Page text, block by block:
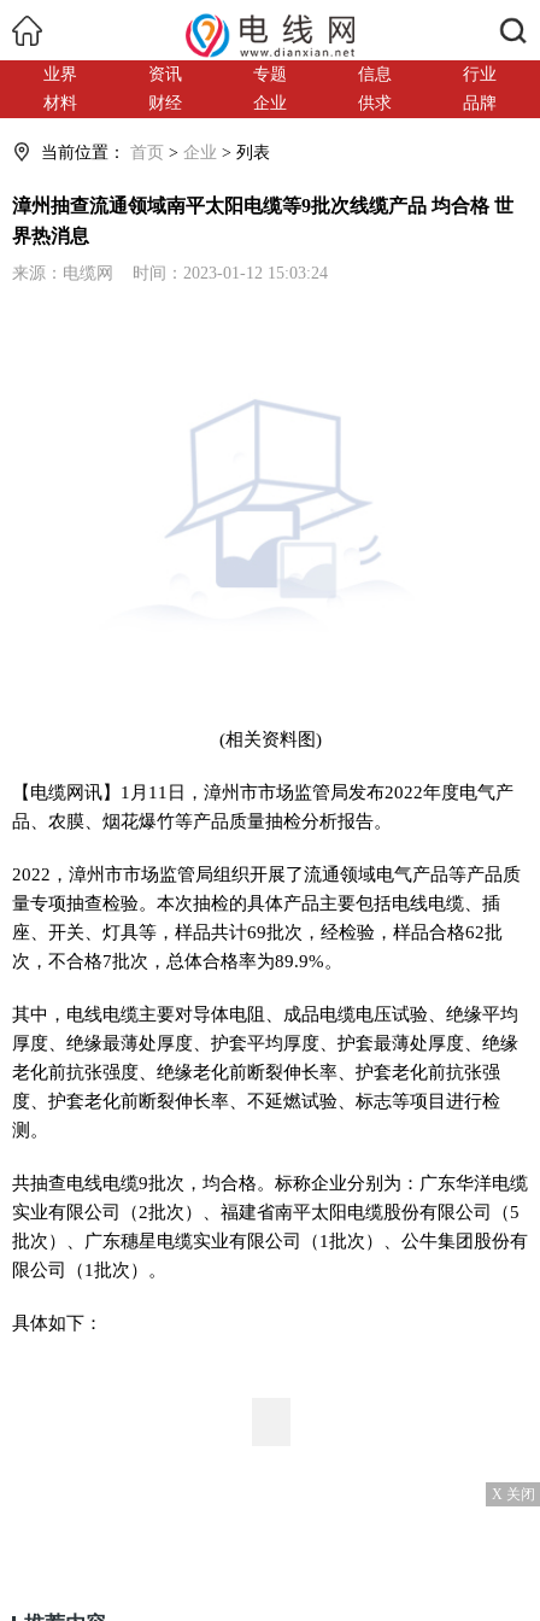
业界 资讯 专题 信息
行业
材料
财经 企业 供求 品牌
当前位置： 首页 > 企业 > 列表
漳州抽查流通领域南平太阳电缆等9批次线缆产品 均合格 世
界热消息
来源：电缆网 时间：2023-01-12 15:03:24
(相关资料图)
【电缆网讯】1月11日，漳州市市场监管局发布2022年度电气产
品、农膜、烟花爆竹等产品质量抽检分析报告。
2022，漳州市市场监管局组织开展了流通领域电气产品等产品质
量专项抽查检验。本次抽检的具体产品主要包括电线电缆、插
座、开关、灯具等，样品共计69批次，经检验，样品合格62批
次，不合格7批次，总体合格率为89.9%。
其中，电线电缆主要对导体电阻、成品电缆电压试验、绝缘平均
厚度、绝缘最薄处厚度、护套平均厚度、护套最薄处厚度、绝缘
老化前抗张强度、绝缘老化前断裂伸长率、护套老化前抗张强
度、护套老化前断裂伸长率、不延燃试验、标志等项目进行检
测。
共抽查电线电缆9批次，均合格。标称企业分别为：广东华洋电缆
实业有限公司（2批次）、福建省南平太阳电缆股份有限公司（5
批次）、广东穗星电缆实业有限公司（1批次）、公牛集团股份有
限公司（1批次）。
具体如下：
X 关闭